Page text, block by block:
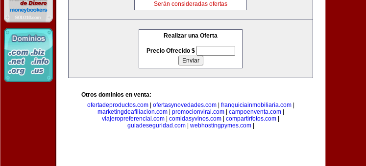
Serán consideradas ofertas
Realizar una Oferta
Precio Ofrecido $
Otros dominios en venta:
ofertadeproductos.com| ofertasynovedades.com| franquiciainmobiliaria.com|
marketingdeafiliacion.com| promocionviral.com| campoenventa.com|
viajeropreferencial.com
comidasyvinos.com compartirfotos.com
guiadeseguridad.com| webhostingpymes.com|